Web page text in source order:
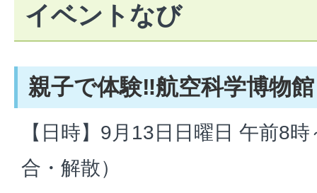
イベントなび
親子で体験‼航空科学博物館
【日時】9月13日日曜日 午前8
合・解散）